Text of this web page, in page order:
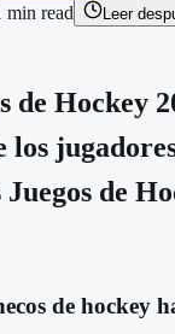
min read Leer
de Hockey
los
Juegos de
de hockey